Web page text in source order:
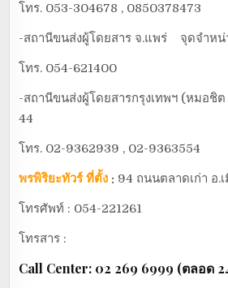
โทร. 053-304678 , 0850378473
-สถานีขนส่งผู้โดยสาร จ.แพร่ จุดจำหน่
โทร. 054-621400
-สถานีขนส่งผู้โดยสารกรุงเทพฯ (หมอชิ
44
โทร. 02-9362939 , 02-9363554
พรพิริยะทัวร์ที่ตั้ง : 94 ถนนตลาดเก่า อ.
โทรศัพท์ : 054-221261
โทรสาร :
Call Center: 02 269 6999 (ตลอด